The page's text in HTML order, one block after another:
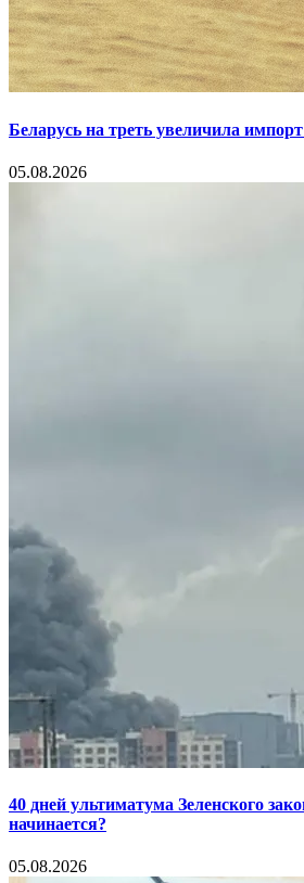
Беларусь на треть увеличила
05.08.2026
40 дней ультиматума Зеленского
начинается?
05.08.2026